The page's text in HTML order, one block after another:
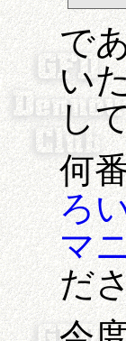
で
い
し
何
ろ
マ
だ